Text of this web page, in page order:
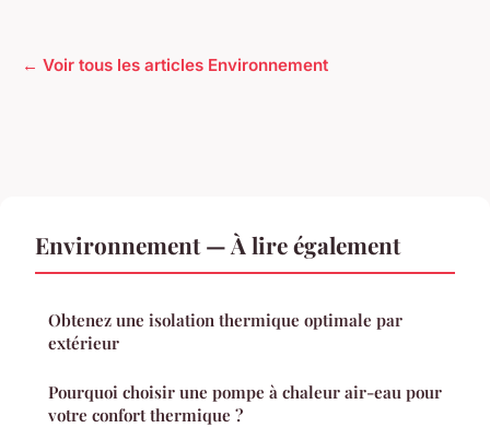
← Voir tous les articles Environnement
Environnement — À lire également
Obtenez une isolation thermique optimale par
extérieur
Pourquoi choisir une pompe à chaleur air-eau pour
votre confort thermique ?